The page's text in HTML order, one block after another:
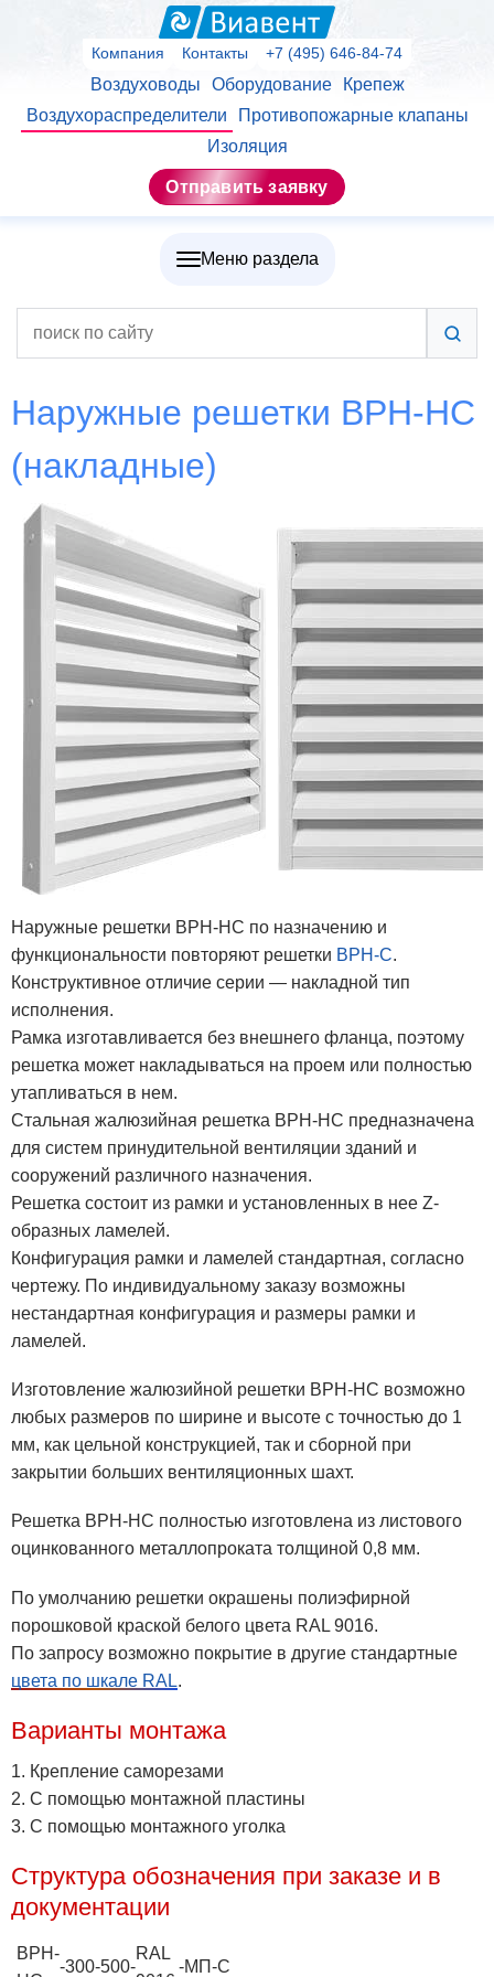
Компания Контакты +7 (495) 646-84-74
Воздуховоды Оборудование
Крепеж
Воздухораспределители
Противопожарные клапаны
Изоляция
Отправить заявку
Меню раздела
Наружные решетки ВРН-НС
(накладные)
Наружные решетки ВРН-НС по назначению и
функциональности повторяют решетки ВРН-С.
Конструктивное отличие серии — накладной тип
исполнения.
Рамка изготавливается без внешнего фланца, поэтому
решетка может накладываться на проем или полностью
утапливаться в нем.
Стальная жалюзийная решетка ВРН-НС предназначена
для систем принудительной вентиляции зданий и
сооружений различного назначения.
Решетка состоит из рамки и установленных в нее Z-
образных ламелей.
Конфигурация рамки и ламелей стандартная, согласно
чертежу. По индивидуальному заказу возможны
нестандартная конфигурация и размеры рамки и
ламелей.
Изготовление жалюзийной решетки ВРН-НС возможно
любых размеров по ширине и высоте с точностью до 1
мм, как цельной конструкцией, так и сборной при
закрытии больших вентиляционных шахт.
Решетка ВРН-НС полностью изготовлена из листового
оцинкованного металлопроката толщиной 0,8 мм.
По умолчанию решетки окрашены полиэфирной
порошковой краской белого цвета RAL 9016.
По запросу возможно покрытие в другие стандартные
цвета по шкале RAL.
Варианты монтажа
1. Крепление саморезами
2. С помощью монтажной пластины
3. С помощью монтажного уголка
Структура обозначения при заказе и в
документации
ВРН-
-300-500-
RAL
-МП-С